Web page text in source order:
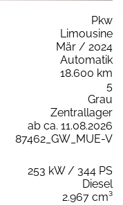
Pkw
Limousine
Mär / 2024
Automatik
18.600 km
5
Grau
Zentrallager
ab ca. 11.08.2026
87462_GW_MUE-V
253 kW / 344 PS
Diesel
2.967 cm³